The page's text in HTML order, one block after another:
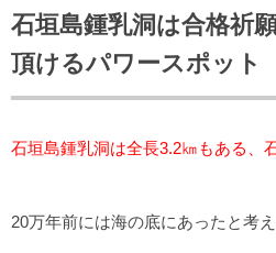
石垣島鍾乳洞は合格祈
頂けるパワースポット
石垣島鍾乳洞は全長3.2㎞もある、
20万年前には海の底にあったと考え